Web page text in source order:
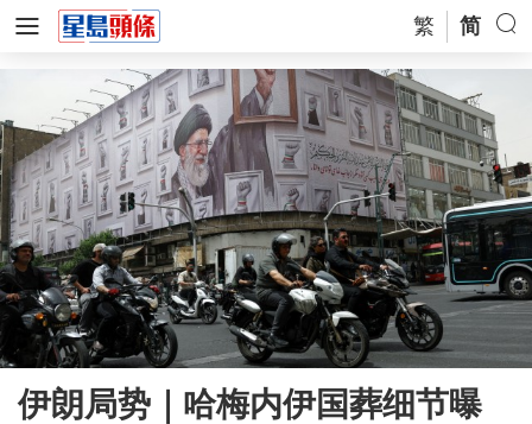
繁 简
伊朗局势｜哈梅内伊国葬细节曝